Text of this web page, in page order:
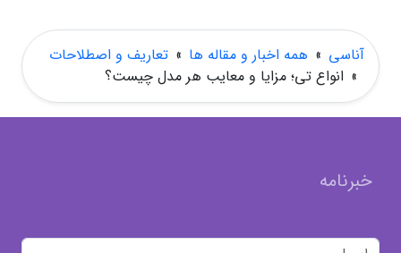
آناسی » همه اخبار و مقاله ها » تعاریف و اصطلاحات
» انواع تی؛ مزایا و معایب هر مدل چیست؟
خبرنامه